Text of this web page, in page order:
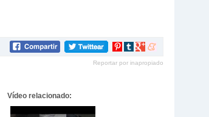
Compartir
Pinterest
Compartir
tumblr
Compartir
Google+
Compartir
meneame
Reportar por inapropiado
Vídeo relacionado: